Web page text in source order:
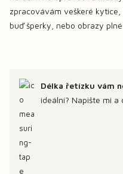
zpracovávám veškeré
buď šperky, nebo obrazy plné
Délka řetízku vám
ideální? Napište mi